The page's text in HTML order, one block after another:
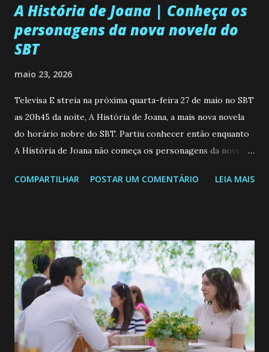
A História de Joana | Conheça os
personagens da nova novela do
SBT
maio 23, 2026
Televisa E streia na próxima quarta-feira 27 de maio no SBT
as 20h45 da noite, A História de Joana, a mais nova novela
do horário nobre do SBT. Partiu conhecer então enquanto
A História de Joana não começa os personagens da novela?
de 25/05/26 a 31/05/26 JOANA GUADALUPE (Camila
permanecer virgem até encontrar o homem que realmente
ama, o que não é fácil, já que dedica todas as suas energias a
se aprimorar, trabalhando, estudando e se orgulhando de
ser a primeira mulher da família a ingressar na
universidade. Ela tem uma personalidade muito alegre, é
muito madura para a idade, determinada, criativa e
COMPARTILHAR POSTAR UM COMENTÁRIO LEIA MAIS